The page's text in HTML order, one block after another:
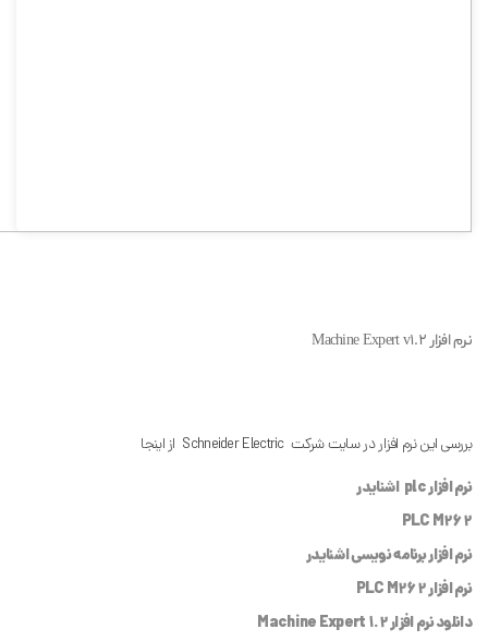
نرم افزار Machine Expert v1.2
بررسی این نرم افزار در سایت شرکت Schneider Electric از اینجا
نرم افزار plc اشنایدر
PLC M262
نرم افزار برنامه نویسی اشنایدر
نرم افزار PLC M262
دانلود نرم افزار Machine Expert 1.2